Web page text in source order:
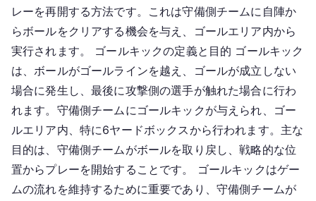
レーを再開する方法です。これは守備側チームに自陣か
らボールをクリアする機会を与え、ゴールエリア内から
実行されます。 ゴールキックの定義と目的 ゴールキック
は、ボールがゴールラインを越え、ゴールが成立しない
場合に発生し、最後に攻撃側の選手が触れた場合に行わ
れます。守備側チームにゴールキックが与えられ、ゴー
ルエリア内、特に6ヤードボックスから行われます。主な
目的は、守備側チームがボールを取り戻し、戦略的な位
置からプレーを開始することです。 ゴールキックはゲー
ムの流れを維持するために重要であり、守備側チームが